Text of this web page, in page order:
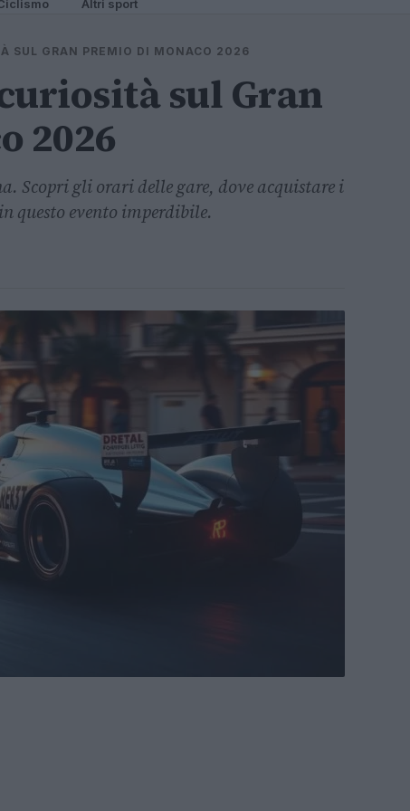
Altri sport
SUL GRAN PREMIO DI MONACO 2026
sul Gran
2026
Scopri gli orari delle gare, dove acquistare i
questo evento imperdibile.